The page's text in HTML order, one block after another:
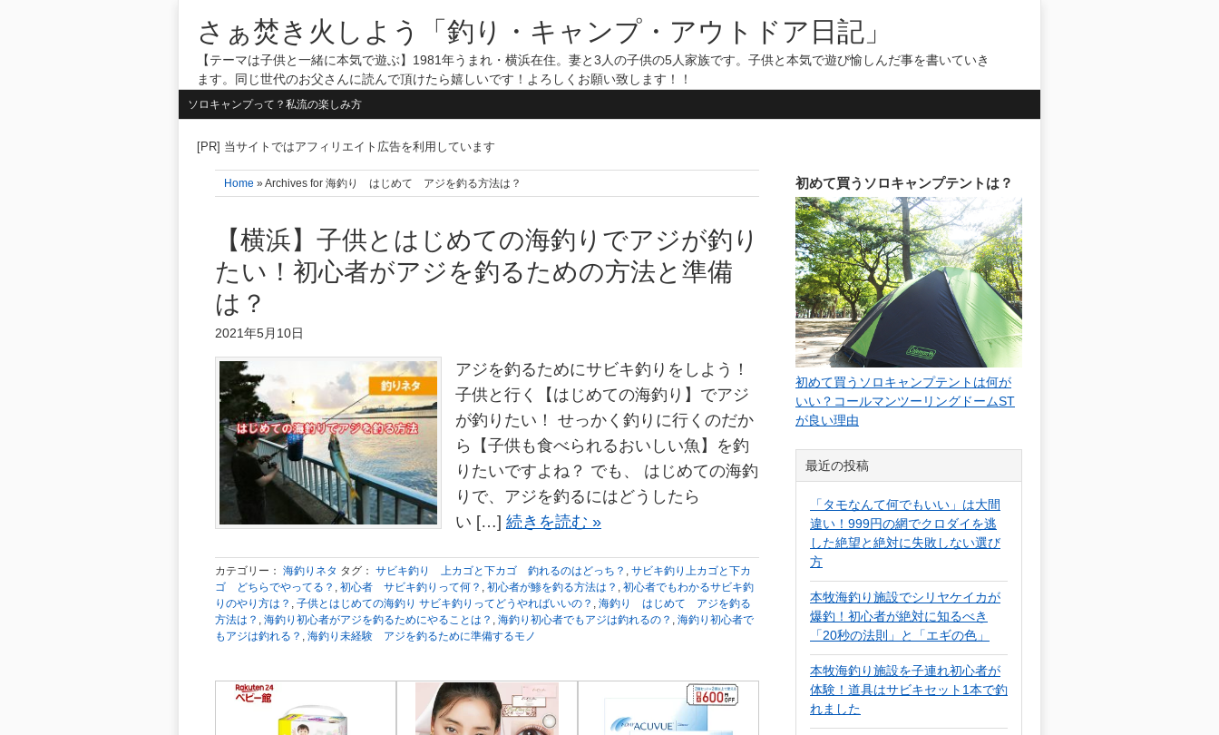
さぁ焚き火しよう「釣り・キャンプ・アウトドア日記」
【テーマは子供と一緒に本気で遊ぶ】1981年うまれ・横浜在住。妻と3人の子供の5人家族です。子供と本気で遊び愉しんだ事を書いていき
ます。同じ世代のお父さんに読んで頂けたら嬉しいです！よろしくお願い致します！！
ソロキャンプって？私流の楽しみ方
[PR] 当サイトではアフィリエイト広告を利用しています
Home » Archives for 海釣り はじめて アジを釣る方法は？
【横浜】子供とはじめての海釣りでアジが釣り
たい！初心者がアジを釣るための方法と準備
は？
2021年5月10日
アジを釣るためにサビキ釣りをしよう！
子供と行く【はじめての海釣り】でアジ
が釣りたい！ せっかく釣りに行くのだか
ら【子供も食べられるおいしい魚】を釣
りたいですよね？ でも、 はじめての海釣
りで、アジを釣るにはどうしたら
い […] 続きを読む »
カテゴリー： 海釣りネタ タグ： サビキ釣り 上カゴと下カゴ 釣れるのはどっち？ , サビキ釣り上カゴと下カ
ゴ どちらでやってる？ , 初心者 サビキ釣りって何？ , 初心者が鯵を釣る方法は？ , 初心者でもわかるサビキ釣
りのやり方は？ , 子供とはじめての海釣り サビキ釣りってどうやればいいの？ , 海釣り はじめて アジを釣る
方法は？ , 海釣り初心者がアジを釣るためにやることは？ , 海釣り初心者でもアジは釣れるの？ , 海釣り初心者で
もアジは釣れる？ , 海釣り未経験 アジを釣るために準備するモノ
初めて買うソロキャンプテントは？
初めて買うソロキャンプテントは何が
いい？コールマンツーリングドームST
が良い理由
最近の投稿
「タモなんて何でもいい」は大間
違い！999円の網でクロダイを逃
した絶望と絶対に失敗しない選び
方
本牧海釣り施設でシリヤケイカが
爆釣！初心者が絶対に知るべき
「20秒の法則」と「エギの色」
本牧海釣り施設を子連れ初心者が
体験！道具はサビキセット1本で釣
れました